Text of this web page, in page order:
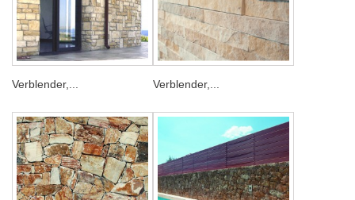
Verblender,... Verblender,...